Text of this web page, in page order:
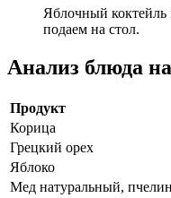
Яблочный коктейль
подаем на стол.
Анализ блюда
Продукт
Корица
Грецкий орех
Яблоко
Мед натуральный,